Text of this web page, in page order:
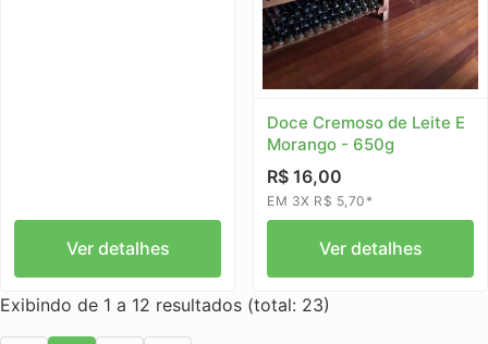
Ver detalhes
Doce Cremoso de Leite E
Morango - 650g
R$ 16,00
EM 3X R$ 5,70*
Ver detalhes
Exibindo de 1 a 12 resultados (total: 23)